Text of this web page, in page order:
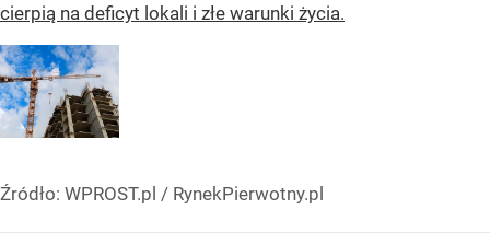
cierpią na deficyt lokali i złe warunki życia.
Źródło: WPROST.pl / RynekPierwotny.pl